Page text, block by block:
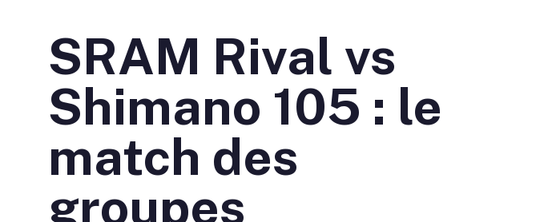
SRAM Rival vs
Shimano 105 : le
match des
groupes